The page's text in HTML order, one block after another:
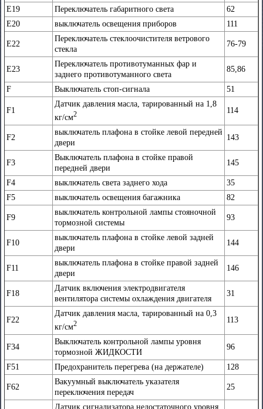
Е19
Переключатель габаритного света
62
Е20
выключатель освещения приборов 111
Е22
Переключатель стеклоочистителя ветрового
стекла
76-79
Е23
Переключатель противотуманных фар и
заднего противотуманного света
85,86
F Выключатель стоп-сигнала 51
F1
Датчик давления масла, тарированный на 1,8
кг/см2 114
F2
выключатель плафона в стойке левой передней
двери
143
F3
Выключатель плафона в стойке правой
передней двери
145
F4 выключатель света заднего хода
35
F5
выключатель освещения багажника 82
F9
выключатель контрольной лампы стояночной
тормозной системы
93
F10
выключатель плафона в стойке левой задней
двери
144
F11
выключатель плафона в стойке правой задней
двери
146
F18
Датчик включения электродвигателя
вентилятора системы охлаждения двигателя
31
F22
Датчик давления масла, тарированный на 0,3
кг/см2 113
F34
Выключатель контрольной лампы уровня
тормозной ЖИДКОСТИ
96
F51 Предохранитель перегрева (на держателе) 128
F62
Вакуумный выключатель указателя
переключения передач
25
Датчик сигнализатора недостаточного уровня